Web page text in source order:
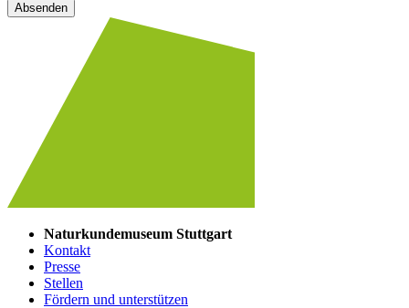
Absenden
Naturkundemuseum Stuttgart
Kontakt
Presse
Stellen
Fördern und unterstützen